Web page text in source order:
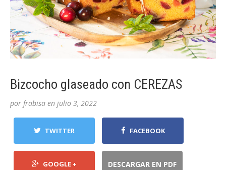
Bizcocho glaseado con CEREZAS
por frabisa en julio 3, 2022
TWITTER FACEBOOK
GOOGLE + DESCARGAR EN PDF